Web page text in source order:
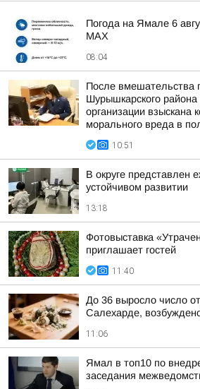
Погода на Ямале 6
MAX
08:04
После вмешательства
Шурышкарского
организации взыскана
морального вреда в
10:51
В округе представлен
устойчивом развитии
13:18
Фотовыставка
приглашает гостей
11:40
До 36 выросло число
Салехарде,
11:06
Ямал в топ10 по
заседания